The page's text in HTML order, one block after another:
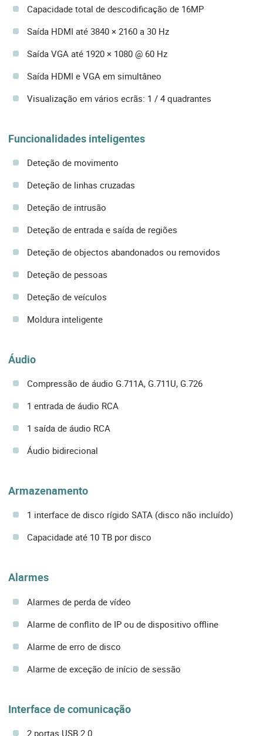
Capacidade total de descodificação de 16MP
Saída HDMI até 3840 × 2160 a 30 Hz
Saída VGA até 1920 × 1080 @ 60 Hz
Saída HDMI e VGA em simultâneo
Visualização em vários ecrãs: 1 / 4 quadrantes
Funcionalidades inteligentes
Deteção de movimento
Deteção de linhas cruzadas
Deteção de intrusão
Deteção de entrada e saída de regiões
Deteção de objectos abandonados ou removidos
Deteção de pessoas
Deteção de veículos
Moldura inteligente
Áudio
Compressão de áudio G.711A, G.711U, G.726
1 entrada de áudio RCA
1 saída de áudio RCA
Áudio bidirecional
Armazenamento
1 interface de disco rígido SATA (disco não incluído)
Capacidade até 10 TB por disco
Alarmes
Alarmes de perda de vídeo
Alarme de conflito de IP ou de dispositivo offline
Alarme de erro de disco
Alarme de exceção de início de sessão
Interface de comunicação
2 portas USB 2.0